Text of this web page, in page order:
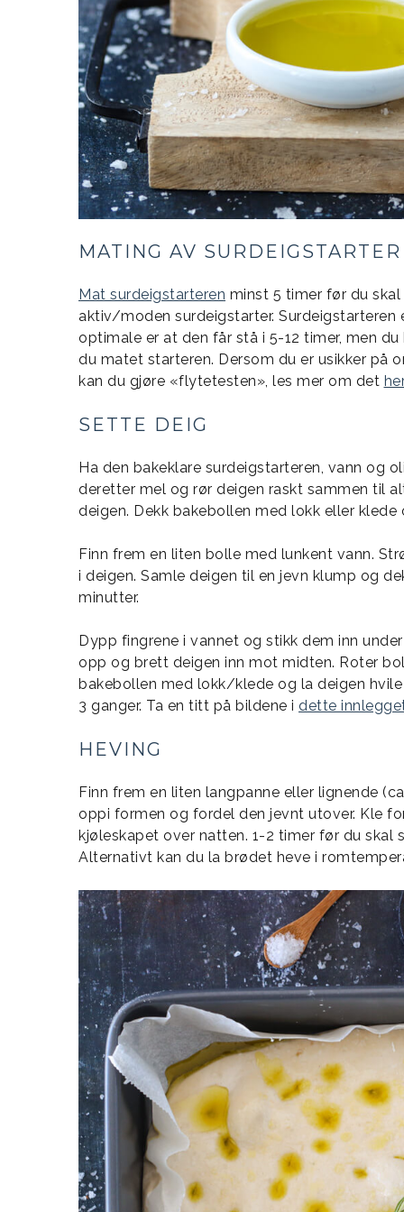
MATING AV SURDEIGSTARTER
Mat surdeigstarteren minst 5 timer før du
aktiv/moden surdeigstarter.
optimale er at den får stå i 5-12 timer, men
du matet starteren. Dersom du er usikker på
kan du gjøre «flytetesten», les mer om det her
SETTE DEIG
Ha den bakeklare surdeigstarteren, vann og
deretter mel og rør deigen raskt sammen til
deigen. Dekk bakebollen med lokk eller
Finn frem en liten bolle med lunkent vann.
i deigen. Samle deigen til en jevn klump og
minutter.
Dypp fingrene i vannet og stikk dem inn
opp og brett deigen inn mot midten. Roter
bakebollen med lokk/klede og la deigen
3 ganger. Ta en titt på bildene i dette
HEVING
Finn frem en liten langpanne eller lignende
oppi formen og fordel den jevnt utover. Kle
kjøleskapet over natten. 1-2 timer før du
Alternativt kan du la brødet heve i